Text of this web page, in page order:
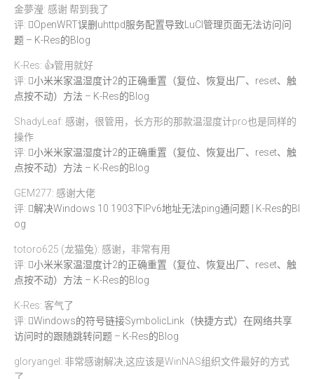
金夢瀅: 感谢 帮到我了
评:
OpenWRT误删uhttpd服务配置导致LuCI管理页面无法访问问
题 – K-Res的Blog
K-Res: 👍管用就好
评:
小米米家温湿度计2的正确重置（复位、恢复出厂、reset、触
点按不动）方法 – K-Res的Blog
ShadyLeaf: 感谢，很管用，长方形的那款温湿度计pro也是同样的
操作
评:
小米米家温湿度计2的正确重置（复位、恢复出厂、reset、触
点按不动）方法 – K-Res的Blog
GEM277: 感谢大佬
评:
解决Windows 10 1903下IPv6地址无法ping通问题 | K-Res的Bl
og
totoro625 (龙猫兔): 感谢，非常有用
评:
小米米家温湿度计2的正确重置（复位、恢复出厂、reset、触
点按不动）方法 – K-Res的Blog
K-Res: 客气了
评:
Windows的符号链接SymbolicLink（快捷方式）在网络共享
访问时的跟随跳转问题 – K-Res的Blog
gloryangel: 非常感谢解决,这应该是WinNAS组织文件最好的方式
了.